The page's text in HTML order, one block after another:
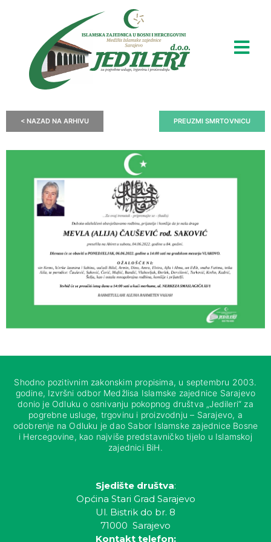
< NAZAD NA ARHIVU PREUZMI SMRTOVNICU
Shodno pozitivnim zakonskim propisima, u septembru 2003.
godine, Izvršni odbor Medžlisa Islamske zajednice Sarajevo
donio je Odluku o osnivanju pokopnog društva „Jedileri“ za
pogrebne usluge, trgovinu i proizvodnju – Sarajevo, a
odobrenje na Odluku je dao Sabor Islamske zajednice Bosne
i Hercegovine, kao najviše predstavničko tijelo u Islamskoj
zajednici BiH.
Sjedište društva:
Općina Stari Grad Sarajevo
Ul. Bistrik do br. 8
71000 Sarajevo
Kontakt telefon: